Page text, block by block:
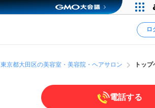
ロ
東京都大田区の美容室・美容院・ヘアサロン トッ
電話する